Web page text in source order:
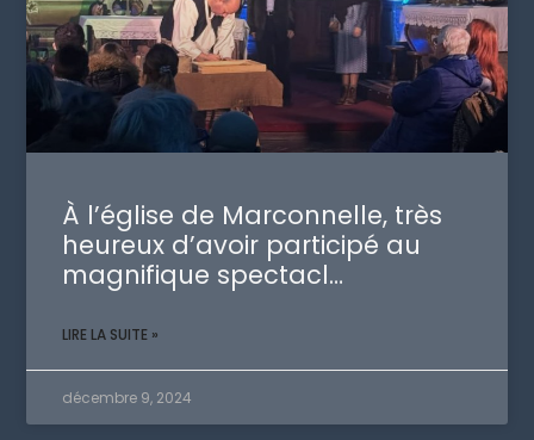
À l’église de Marconnelle, très
heureux d’avoir participé au
magnifique spectacl…
LIRE LA SUITE »
décembre 9, 2024